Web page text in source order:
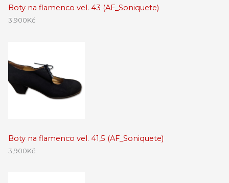
Boty na flamenco vel. 43 (AF_Soniquete)
3,900Kč
Boty na flamenco vel. 41,5 (AF_Soniquete)
3,900Kč